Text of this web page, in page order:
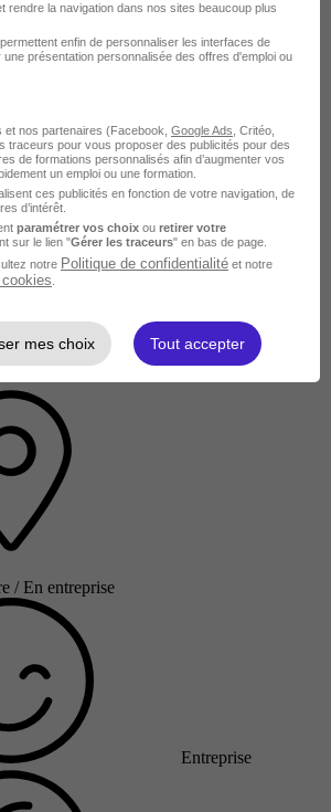
Entreprise
en C++
/ En entreprise
Entreprise
rendre la navigation dans nos sites beaucoup plus
enfin de personnaliser les interfaces de
présentation personnalisée des offres d'emploi ou
et nos partenaires (Facebook, Google Ads , Critéo,
traceurs pour vous proposer des publicités pour des
de formations personnalisés afin d’augmenter vos
un emploi ou une formation.
ces publicités en fonction de votre navigation, de
d’intérêt.
paramétrer vos choix ou retirer votre
sur le lien "Gérer les traceurs" en bas de page.
notre Politique de confidentialité et notre
mes choix Tout accepter